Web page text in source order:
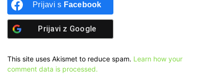
Prijavi s Facebook
Prijavi z Google
This site uses Akismet to reduce spam. Learn how your
comment data is processed.